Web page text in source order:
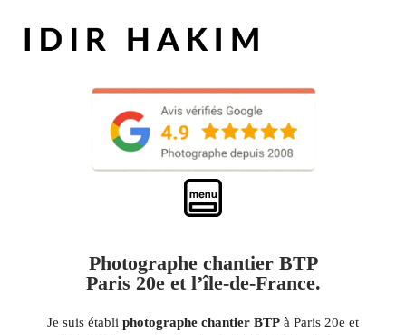
Photographe chantier BTP
Paris 20e et l’île-de-France.
Je suis établi photographe chantier BTP à Paris 20e et